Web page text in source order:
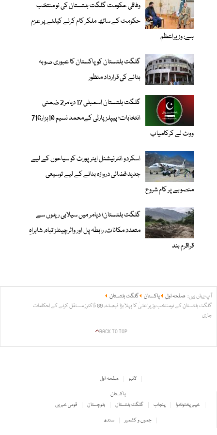
وفاقی حکومت گلگت بلتستان کی نو منتخب
حکومت کے ساتھ ملکر کام کرنے کیلئے پر عزم
ہے: وزیراعظم
گلگت بلتستان کو پاکستان کا عبوری صوبہ
بنانے کی قرارداد منظور
گلگت بلتستان اسمبلی 17 دیامر2 ضمنی
انتخابات؛ پیپلزپارٹی کےمحمد نسیم 10ہزار716
ووٹ لے کرکامیاب
اسکردو انٹرنیشنل ایئرپورٹ کو سیاحوں کے لیے
جدید فضائی دروازہ بنانے کے لیے توسیعی
منصوبے پر کام شروع
گلگت بلتستان؛ دیامر میں سیلابی ریلوں سے
متعدد مکانات، رابطہ پل اور واٹرچینلز تباہ، شاہراہِ
قراقرم بند
آپ یہاں ہیں: صفحہ اول پاکستان
گلگت بلتستان
گلگت بلتستان کے نومنتخب وزیراعلیٰ کا پہلا بڑا فیصلہ، 89 ڈاکٹرز مستقل کرنے کے احکامات
جاری
BACK TO TOP
صفحہ اول
لائیو
پاکستان
قومی خبریں
بلوچستان گلگت بلتستان پنجاب
خیبر پختونخوا
سندھ
جموں و کشمیر